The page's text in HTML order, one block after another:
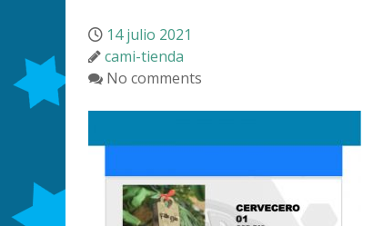
14 julio 2021
cami-tienda
No comments